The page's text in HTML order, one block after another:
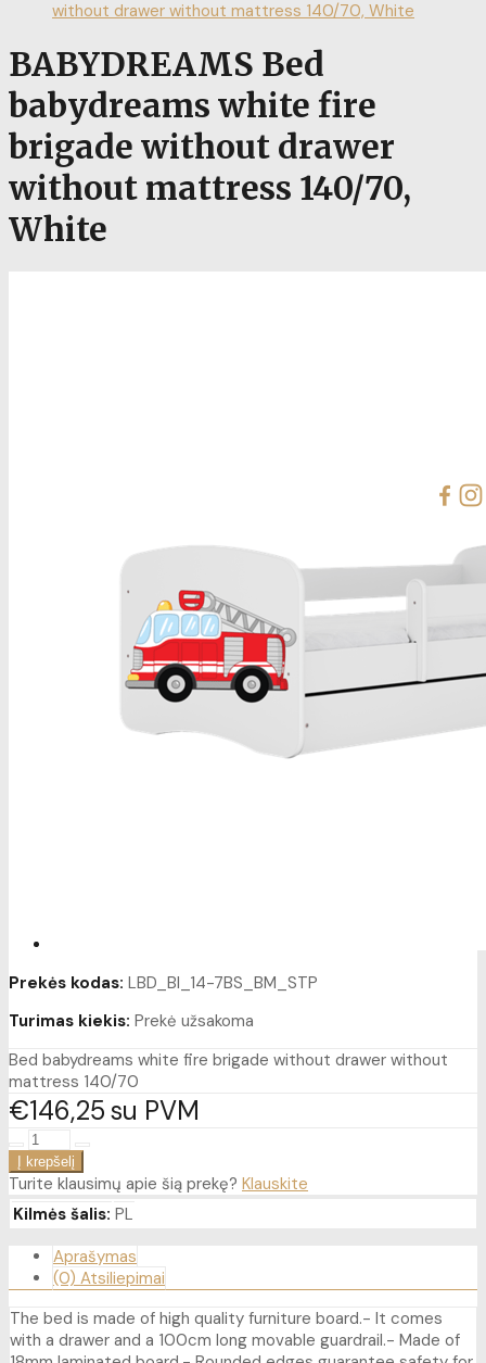
without drawer without mattress 140/70, White
BABYDREAMS Bed
babydreams white fire
brigade without drawer
without mattress 140/70,
White
Prekės kodas: LBD_BI_14-7BS_BM_STP
Turimas kiekis: Prekė užsakoma
Bed babydreams white fire brigade without drawer without
mattress 140/70
€146 25su PVM
Turite klausimų apie šią prekę? Klauskite
Kilmės šalis: PL
Aprašymas
(0) Atsiliepimai
The bed is made of high quality furniture board.- It comes
with a drawer and a 100cm long movable guardrail.- Made of